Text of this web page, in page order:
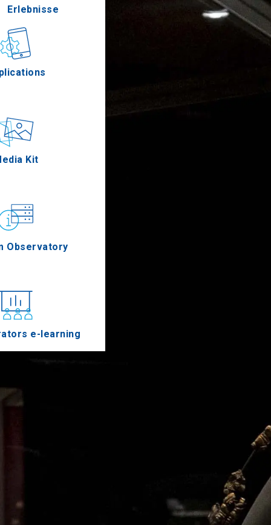
Gastronomie
Ereignisse
Kit
Observatory
e-learning
Erlebnisse